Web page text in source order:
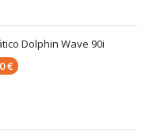
Dolphin Wave 90i
€